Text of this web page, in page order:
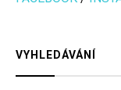
VYHLEDÁVÁNÍ